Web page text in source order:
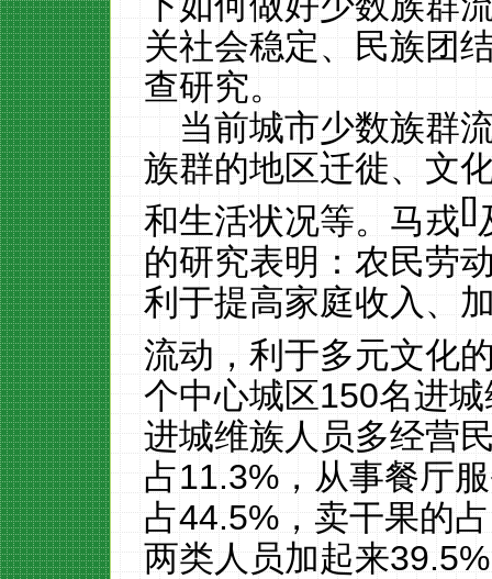
关社会稳定、民族团
查研究。
当前城市少数族群
族群的地区迁徙、文
和生活状况等。马戎[]
的研究表明：农民劳
利于提高家庭收入、
流动，利于多元文化
个中心城区150名进
进城维族人员多经营
占11.3%，从事餐厅
占44.5%，卖干果的占
两类人员加起来39.5%